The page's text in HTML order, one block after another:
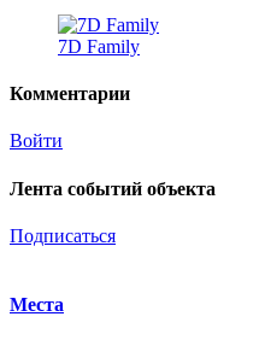
7D Family
Комментарии
Войти
Лента событий объекта
Подписаться
Места